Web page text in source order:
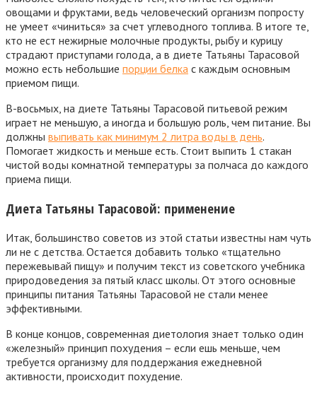
овощами и фруктами, ведь человеческий организм попросту
не умеет «чиниться» за счет углеводного топлива. В итоге те,
кто не ест нежирные молочные продукты, рыбу и курицу
страдают приступами голода, а в диете Татьяны Тарасовой
можно есть небольшие порции белка с каждым основным
приемом пищи.
В-восьмых, на диете Татьяны Тарасовой питьевой режим
играет не меньшую, а иногда и большую роль, чем питание. Вы
должны выпивать как минимум 2 литра воды в день.
Помогает жидкость и меньше есть. Стоит выпить 1 стакан
чистой воды комнатной температуры за полчаса до каждого
приема пищи.
Диета Татьяны Тарасовой: применение
Итак, большинство советов из этой статьи известны нам чуть
ли не с детства. Остается добавить только «тщательно
пережевывай пищу» и получим текст из советского учебника
природоведения за пятый класс школы. От этого основные
принципы питания Татьяны Тарасовой не стали менее
эффективными.
В конце концов, современная диетология знает только один
«железный» принцип похудения – если ешь меньше, чем
требуется организму для поддержания ежедневной
активности, происходит похудение.